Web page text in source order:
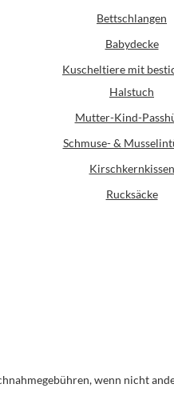
Bettschlangen
Babydecke
Kuscheltiere mit
Halstuch
Mutter-Kind-
Schmuse- &
Kirschkernkissen
Rucksäcke
wenn nicht